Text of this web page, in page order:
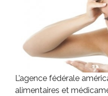
L’agence fédérale
alimentaires et